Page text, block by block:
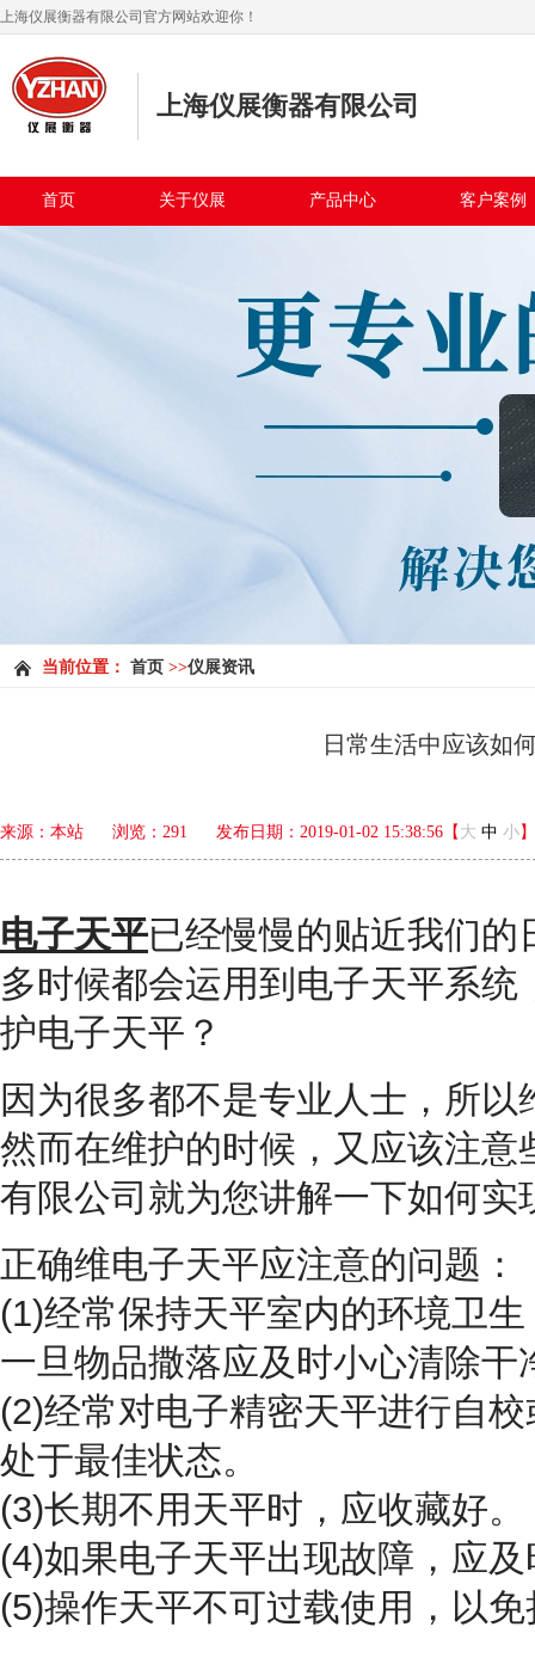
上海仪展衡器有限公司官方网站欢迎你！
上海仪展衡器有限公司
首页 关于仪展 产品中心 客户案例
当前位置： 首页 >>仪展资讯
日常生活中应该如
来源：本站 浏览： 291 发布日期：2019-01-02 15:38:56【 大 中 小】
电子天平已经慢慢的贴近我们
多时候都会运用到电子天平系
护电子天平？
因为很多都不是专业人士，所
然而在维护的时候，又应该注
有限公司就为您讲解一下如何实
正确维电子天平应注意的问题：
(1)经常保持天平室内的环境卫
一旦物品撒落应及时小心清除干
(2)经常对电子精密天平进行自
处于最佳状态。
(3)长期不用天平时，应收藏好。
(4)如果电子天平出现故障，应
(5)操作天平不可过载使用，以